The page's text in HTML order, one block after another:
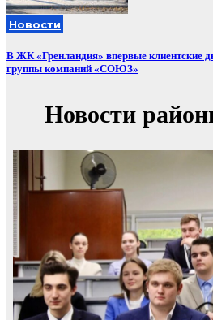
Новости
В ЖК «Гренландия» впервые клиентские
группы компаний «СОЮЗ»